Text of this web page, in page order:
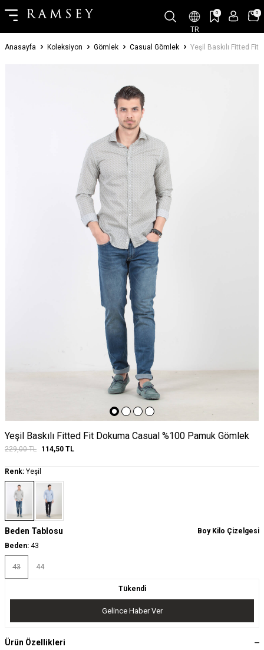
TR
0 0
Anasayfa Koleksiyon Gömlek Casual Gömlek Yeşil Baskılı Fitted
Yeşil Baskılı Fitted Fit Dokuma Casual %100 Pamuk Gömlek
229,00TL 114,50 TL
Renk: Yeşil
Beden Tablosu
Boy Kilo Çizelgesi
Beden: 43
43 44
Tükendi
Gelince Haber Ver
Ürün Özellikleri